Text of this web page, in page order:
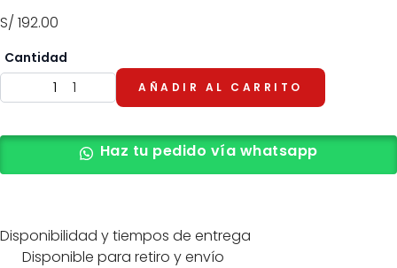
S/ 192.00
1 AÑADIR AL CARRITO
Haz tu pedido vía whatsapp
Disponibilidad y tiempos de entrega
Disponible para retiro y envío